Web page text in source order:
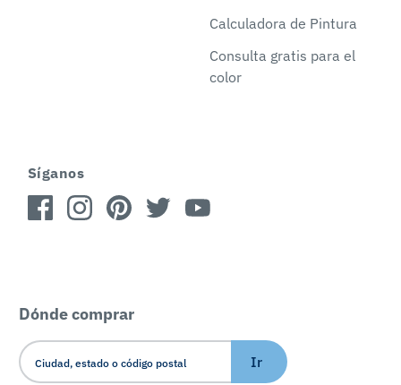
Calculadora de Pintura
Consulta gratis para el
color
Síganos
Dónde comprar
Ir